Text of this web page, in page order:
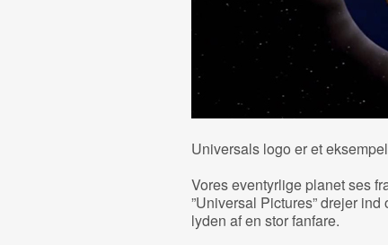
Universals logo er et
Vores eventyrlige planet ses
”Universal Pictures” drejer
lyden af en stor fanfare.